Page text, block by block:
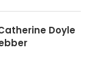
Doyle